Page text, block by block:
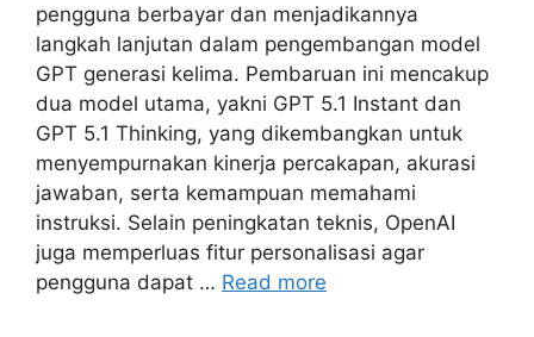
pengguna berbayar dan menjadikannya
langkah lanjutan dalam pengembangan model
GPT generasi kelima. Pembaruan ini mencakup
dua model utama, yakni GPT 5.1 Instant dan
GPT 5.1 Thinking, yang dikembangkan untuk
menyempurnakan kinerja percakapan, akurasi
jawaban, serta kemampuan memahami
instruksi. Selain peningkatan teknis, OpenAI
juga memperluas fitur personalisasi agar
pengguna dapat … Read more